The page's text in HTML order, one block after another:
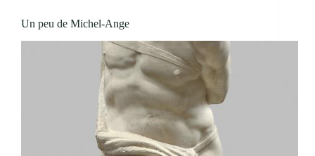
Un peu de Michel-Ange